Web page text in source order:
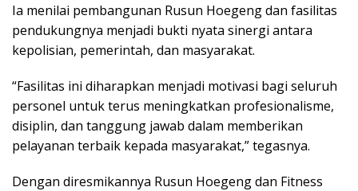
Ia menilai pembangunan Rusun Hoegeng dan fasilitas
pendukungnya menjadi bukti nyata sinergi antara
kepolisian, pemerintah, dan masyarakat.
“Fasilitas ini diharapkan menjadi motivasi bagi seluruh
personel untuk terus meningkatkan profesionalisme,
disiplin, dan tanggung jawab dalam memberikan
pelayanan terbaik kepada masyarakat,” tegasnya.
Dengan diresmikannya Rusun Hoegeng dan Fitness